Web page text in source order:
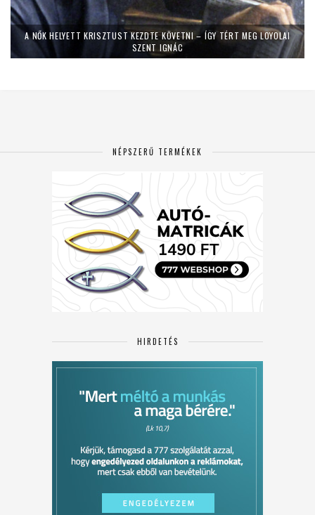
A NŐK HELYETT KRISZTUST KEZDTE KÖVETNI – ÍGY TÉRT MEG LOYOLAI
SZENT IGNÁC
NÉPSZERŰ TERMÉKEK
HIRDETÉS